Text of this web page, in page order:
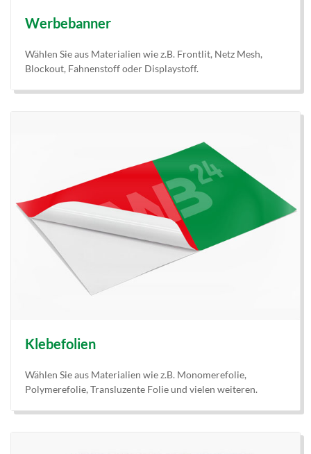
Werbebanner
Wählen Sie aus Materialien wie z.B. Frontlit, Netz Mesh,
Blockout, Fahnenstoff oder Displaystoff.
Klebefolien
Wählen Sie aus Materialien wie z.B. Monomerefolie,
Polymerefolie, Transluzente Folie und vielen weiteren.